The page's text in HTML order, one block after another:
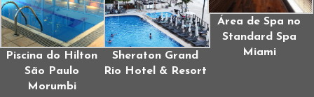
Piscina do Hilton
São Paulo
Morumbi
Sheraton Grand
Rio Hotel & Resort
Área de Spa no
Standard Spa
Miami